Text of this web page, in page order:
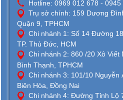
Hotline: 0969 012 678 -
Trụ sở chính: 159 Dương
Quận 9, TPHCM
Chi nhánh 1: Số 14 Đường
TP. Thủ Đức, HCM
Chi nhánh 2: 860 /20 Xô Viết
Bình Thạnh, TPHCM
Chi nhánh 3: 101/10 Nguyễn
Biên Hòa, Đồng Nai
Chi nhánh 4: Đường Tỉnh Lộ